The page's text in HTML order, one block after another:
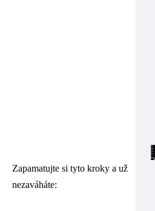
Zapamatujte si tyto kroky a už
nezaváháte: